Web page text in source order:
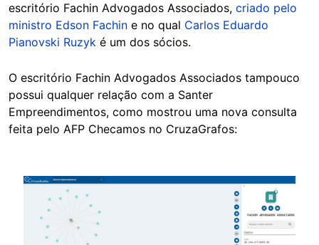
escritório Fachin Advogados Associados, criado pelo
ministro Edson Fachin e no qual Carlos Eduardo
Pianovski Ruzyk é um dos sócios.
O escritório Fachin Advogados Associados tampouco
possui qualquer relação com a Santer
Empreendimentos, como mostrou uma nova consulta
feita pelo AFP Checamos no CruzaGrafos:
Image